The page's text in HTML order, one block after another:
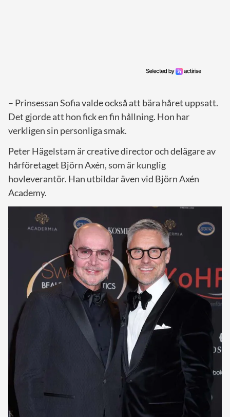
– Prinsessan Sofia valde också att bära håret uppsatt.
Det gjorde att hon fick en fin hållning. Hon har
verkligen sin personliga smak.
Peter Hägelstam är creative director och delägare av
hårföretaget Björn Axén, som är kunglig
hovleverantör. Han utbildar även vid Björn Axén
Academy.